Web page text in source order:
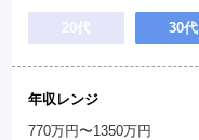
20代 30代
年収レンジ
770万円〜1350万円